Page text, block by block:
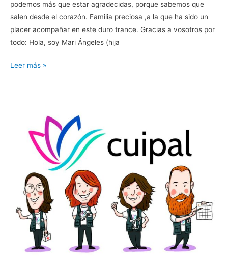
podemos más que estar agradecidas, porque sabemos que
salen desde el corazón. Familia preciosa ,a la que ha sido un
placer acompañar en este duro trance. Gracias a vosotros por
todo: Hola, soy Mari Ángeles (hija
Leer más »
enfermedad.
entre
tratamiento
curativo
paliativo